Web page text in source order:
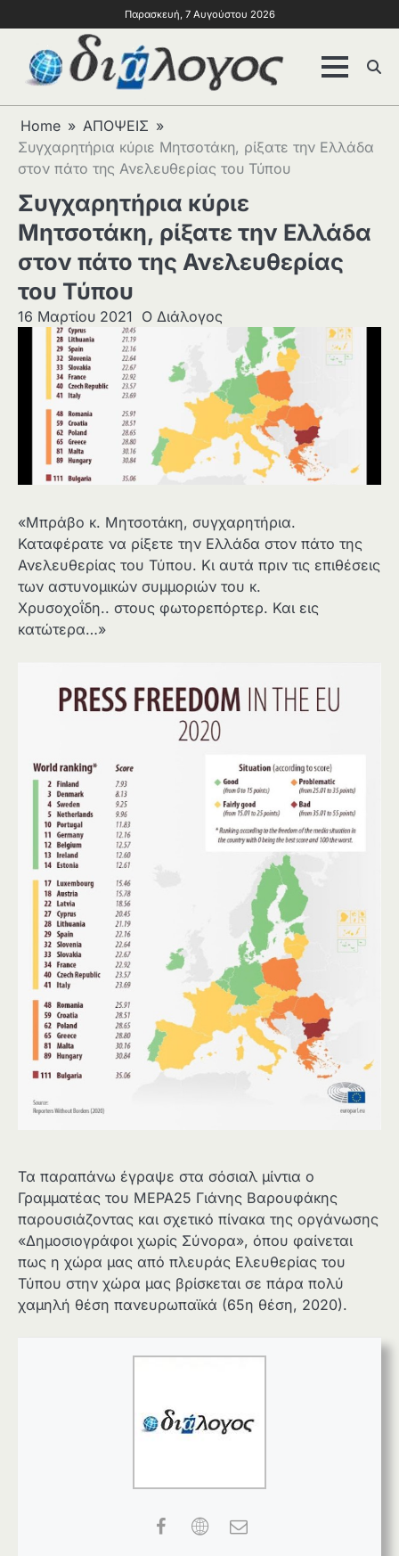
Παρασκευή, 7 Αυγούστου 2026
Home
ΑΠΟΨΕΙΣ
Συγχαρητήρια κύριε Μητσοτάκη, ρίξατε την Ελλάδα
στον πάτο της Ανελευθερίας του Τύπου
Συγχαρητήρια κύριε
Μητσοτάκη, ρίξατε την Ελλάδα
στον πάτο της Ανελευθερίας
του Τύπου
16 Μαρτίου 2021 Ο Διάλογος
«Μπράβο κ. Μητσοτάκη, συγχαρητήρια.
Καταφέρατε να ρίξετε την Ελλάδα στον πάτο της
Ανελευθερίας του Τύπου. Κι αυτά πριν τις επιθέσεις
των αστυνομικών συμμοριών του κ.
Χρυσοχοΐδη.. στους φωτορεπόρτερ. Και εις
κατώτερα…»
Τα παραπάνω έγραψε στα σόσιαλ μίντια ο
Γραμματέας του ΜΕΡΑ25 Γιάνης Βαρουφάκης
παρουσιάζοντας και σχετικό πίνακα της οργάνωσης
«Δημοσιογράφοι χωρίς Σύνορα», όπου φαίνεται
πως η χώρα μας από πλευράς Ελευθερίας του
Τύπου στην χώρα μας βρίσκεται σε πάρα πολύ
χαμηλή θέση πανευρωπαϊκά (65η θέση, 2020).